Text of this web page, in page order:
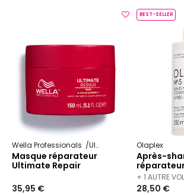
Wella Professionals Ultimate Repair
Masque réparateur
Ultimate Repair
35,95 €
BEST-SELLER
Olaplex
Après-
+ 1 AUTRE
28,50 €